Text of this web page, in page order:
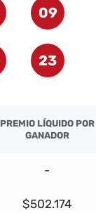
09
23
PREMIO LÍQUIDO POR
GANADOR
-
$502.174